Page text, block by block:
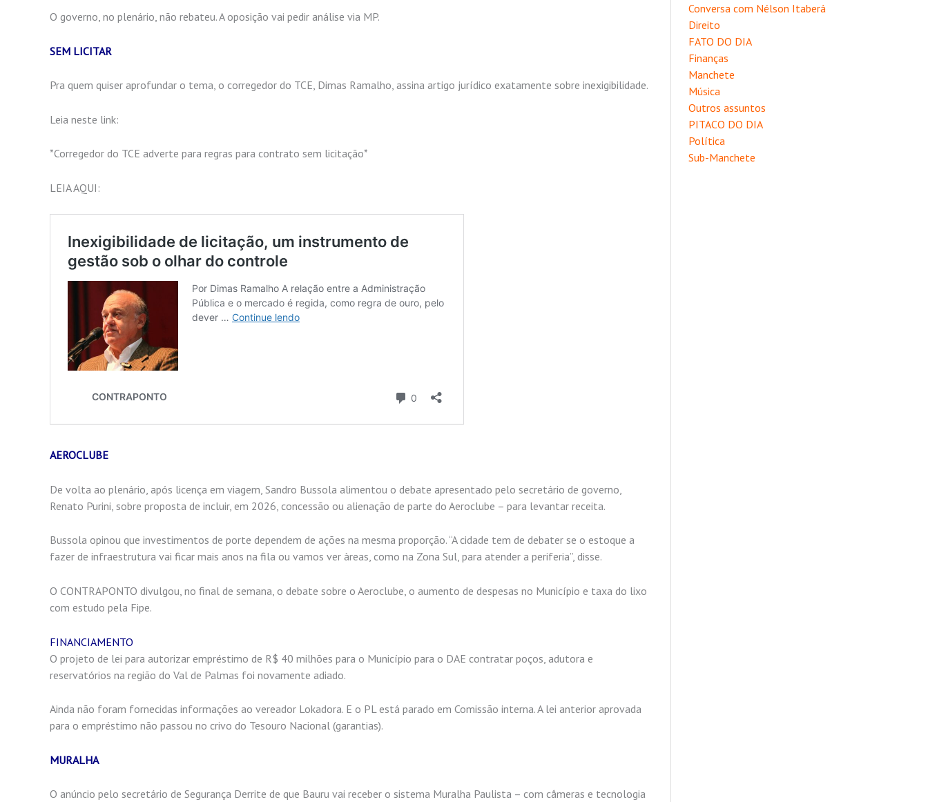
O governo, no plenário, não rebateu. A oposição vai pedir análise via MP.
SEM LICITAR
Pra quem quiser aprofundar o tema, o corregedor do TCE, Dimas Ramalho, assina artigo jurídico exatamente sobre inexigibilidade.
Leia neste link:
*Corregedor do TCE adverte para regras para contrato sem licitação*
LEIA AQUI:
AEROCLUBE
De volta ao plenário, após licença em viagem, Sandro Bussola alimentou o debate apresentado pelo secretário de governo,
Renato Purini, sobre proposta de incluir, em 2026, concessão ou alienação de parte do Aeroclube – para levantar receita.
Bussola opinou que investimentos de porte dependem de ações na mesma proporção. “A cidade tem de debater se o estoque a
fazer de infraestrutura vai ficar mais anos na fila ou vamos ver àreas, como na Zona Sul, para atender a periferia”, disse.
O CONTRAPONTO divulgou, no final de semana, o debate sobre o Aeroclube, o aumento de despesas no Município e taxa do lixo
com estudo pela Fipe.
FINANCIAMENTO
O projeto de lei para autorizar empréstimo de R$ 40 milhões para o Município para o DAE contratar poços, adutora e
reservatórios na região do Val de Palmas foi novamente adiado.
Ainda não foram fornecidas informações ao vereador Lokadora. E o PL está parado em Comissão interna. A lei anterior aprovada
para o empréstimo não passou no crivo do Tesouro Nacional (garantias).
MURALHA
O anúncio pelo secretário de Segurança Derrite de que Bauru vai receber o sistema Muralha Paulista – com câmeras e tecnologia
Conversa com Nélson Itaberá
Direito
FATO DO DIA
Finanças
Manchete
Música
Outros assuntos
PITACO DO DIA
Política
Sub-Manchete